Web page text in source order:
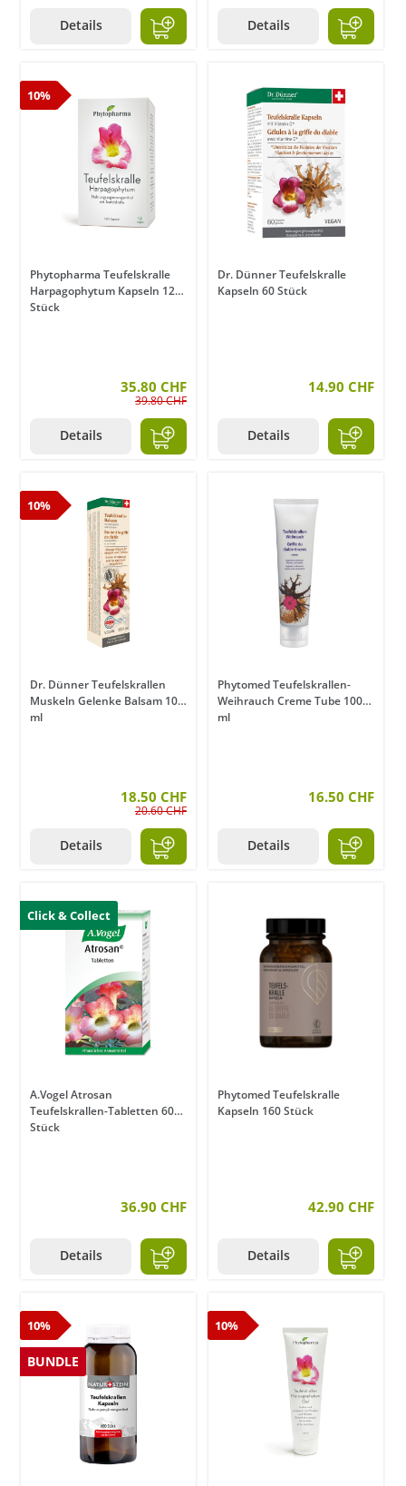
Details Details
10%
Phytopharma Teufelskralle
Harpagophytum Kapseln 120
Stück
35.80 CHF
39.80 CHF
Details
Dr. Dünner Teufelskralle
Kapseln 60 Stück
14.90 CHF
Details
10%
Dr. Dünner Teufelskrallen
Muskeln Gelenke Balsam 100
ml
18.50 CHF
20.60 CHF
Details
Phytomed Teufelskrallen-
Weihrauch Creme Tube 100
ml
16.50 CHF
Details
Click & Collect
A.Vogel Atrosan
Teufelskrallen-Tabletten 60
Stück
36.90 CHF
Details
Phytomed Teufelskralle
Kapseln 160 Stück
42.90 CHF
Details
10%
BUNDLE
10%